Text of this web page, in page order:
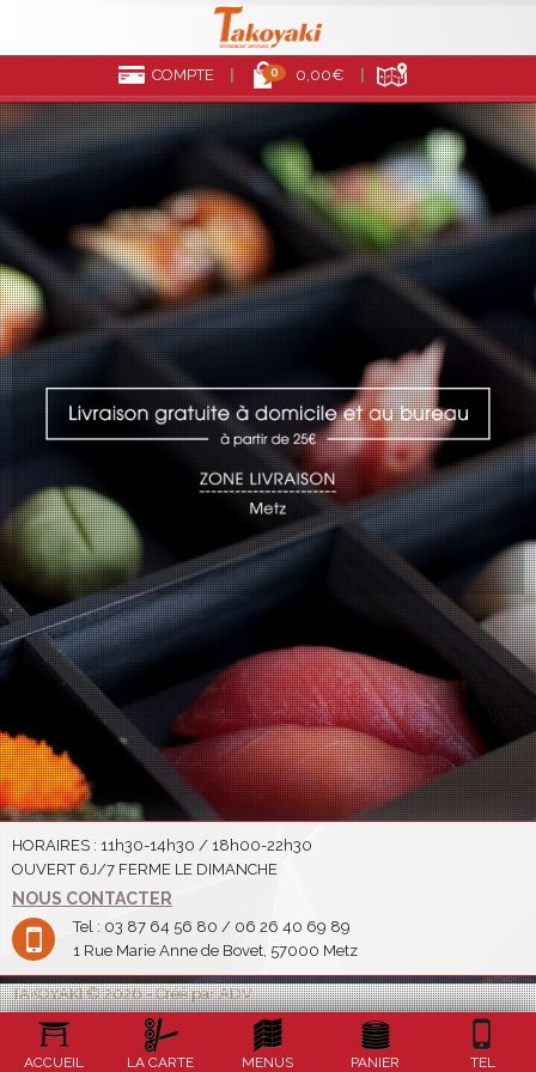
COMPTE 0 0,00€
HORAIRES : 11h30-14h30 / 18h00-22h30
OUVERT 6J/7 FERME LE DIMANCHE
NOUS CONTACTER
Tel : 03 87 64 56 80 / 06 26 40 69 89
1 Rue Marie Anne de Bovet, 57000 Metz
TAKOYAKI © 2026 - Créé par ADV
ACCUEIL LA CARTE MENUS PANIER TEL